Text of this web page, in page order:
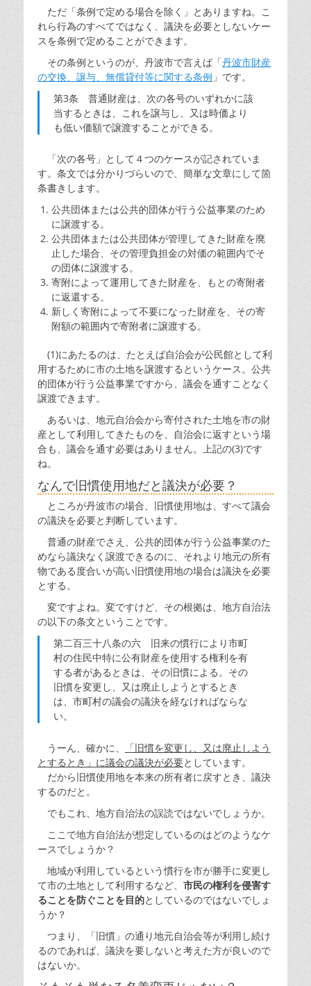
ただ「条例で定める場合を除く」とありますね。こ
れら行為のすべてではなく、議決を必要としないケー
スを条例で定めることができます。
その条例というのが、丹波市で言えば「丹波市財産
の交換、譲与、無償貸付等に関する条例 」です。
第3条 普通財産は、次の各号のいずれかに該
当するときは、これを譲与し、又は時価より
も低い価額で譲渡することができる。
「次の各号」として４つのケースが記されていま
す。条文では分かりづらいので、簡単な文章にして箇
条書きします。
公共団体または公共的団体が行う公益事業のため
に譲渡する。
公共団体または公共団体が管理してきた財産を廃
止した場合、その管理負担金の対価の範囲内でそ
の団体に譲渡する。
寄附によって運用してきた財産を、もとの寄附者
に返還する。
新しく寄附によって不要になった財産を、その寄
附額の範囲内で寄附者に譲渡する。
(1)にあたるのは、たとえば自治会が公民館として利
用するために市の土地を譲渡するというケース。公共
的団体が行う公益事業ですから、議会を通すことなく
譲渡できます。
あるいは、地元自治会から寄付された土地を市の財
産として利用してきたものを、自治会に返すという場
合も、議会を通す必要はありません。上記の(3)です
ね。
なんで旧慣使用地だと議決が必要？
ところが丹波市の場合、旧慣使用地は、すべて議会
の議決を必要と判断しています。
普通の財産でさえ、公共的団体が行う公益事業のた
めなら議決なく譲渡できるのに、それより地元の所有
物である度合いが高い旧慣使用地の場合は議決を必要
とする。
変ですよね。変ですけど、その根拠は、地方自治法
の以下の条文ということです。
第二百三十八条の六 旧来の慣行により市町
村の住民中特に公有財産を使用する権利を有
する者があるときは、その旧慣による。その
旧慣を変更し、又は廃止しようとするとき
は、市町村の議会の議決を経なければならな
い。
うーん、確かに、
「旧慣を変更し、又は廃止しよう
とするとき」に議会の議決が必要としています。
だから旧慣使用地を本来の所有者に戻すとき、議決
するのだと。
でもこれ、地方自治法の誤読ではないでしょうか。
ここで地方自治法が想定しているのはどのようなケ
ースでしょうか？
地域が利用しているという慣行を市が勝手に変更し
て市の土地として利用するなど、 市民の権利を侵害す
ることを防ぐことを目的としているのではないでしょ
うか？
つまり、「旧慣」の通り地元自治会等が利用し続け
るのであれば、議決を要しないと考えた方が良いので
はないか。